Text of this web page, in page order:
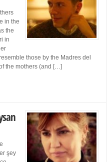
in the
the
in
those by the Madres del
the mothers (and […]
şey